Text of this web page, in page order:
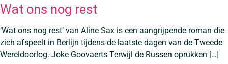
Wat ons nog rest
‘Wat ons nog rest’ van Aline Sax is een aangrijpende roman die
zich afspeelt in Berlijn tijdens de laatste dagen van de Tweede
Wereldoorlog. Joke Goovaerts Terwijl de Russen oprukken […]